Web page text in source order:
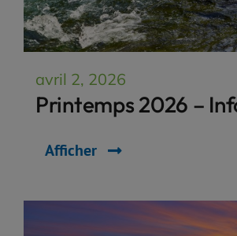
avril 2, 2026
Printemps 2026 –
Afficher